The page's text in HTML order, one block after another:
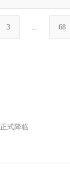
3 ... 68
式降临